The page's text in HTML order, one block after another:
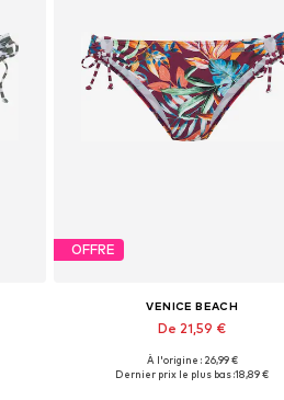
OFFRE
VENICE BEACH
De 21,59 €
Tailles disponibles: XS, S, M, L, XL
À l'origine : 26,99 €
Dernier prix le plus bas :18,89 €